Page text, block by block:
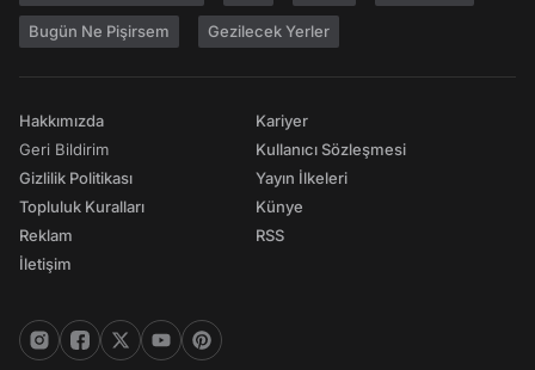
Bugün Ne Pişirsem Gezilecek Yerler
Hakkımızda
Geri Bildirim
Gizlilik Politikası
Topluluk Kuralları
Reklam
İletişim
Kariyer
Kullanıcı Sözleşmesi
Yayın İlkeleri
Künye
RSS